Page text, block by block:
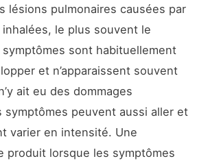
lésions pulmonaires causées par
le plus souvent le
symptômes sont habituellement
et n’apparaissent souvent
ait eu des dommages
symptômes peuvent aussi aller et
varier en intensité. Une
produit lorsque les symptômes